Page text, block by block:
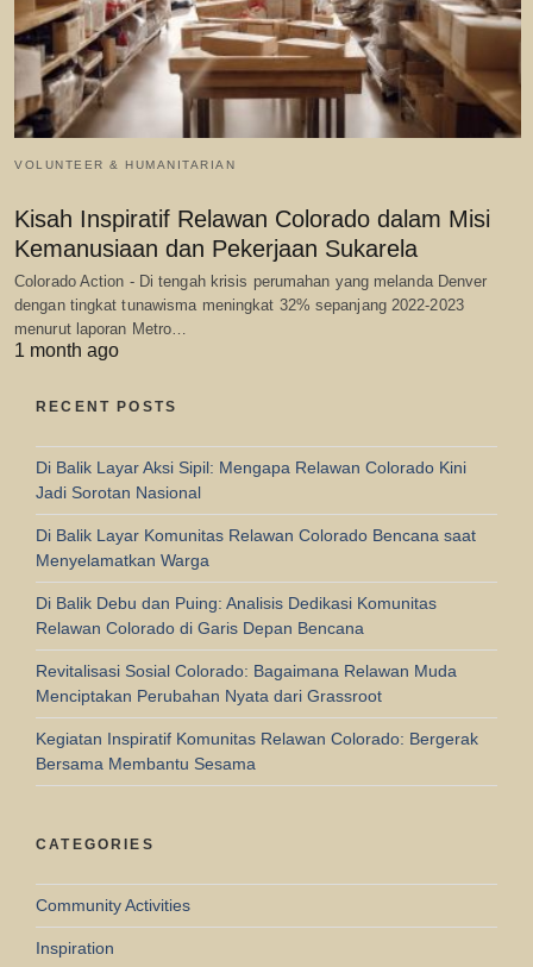
VOLUNTEER & HUMANITARIAN
Kisah Inspiratif Relawan Colorado dalam Misi
Kemanusiaan dan Pekerjaan Sukarela
Colorado Action - Di tengah krisis perumahan yang melanda Denver
dengan tingkat tunawisma meningkat 32% sepanjang 2022-2023
menurut laporan Metro…
1 month ago
RECENT POSTS
Di Balik Layar Aksi Sipil: Mengapa Relawan Colorado Kini
Jadi Sorotan Nasional
Di Balik Layar Komunitas Relawan Colorado Bencana saat
Menyelamatkan Warga
Di Balik Debu dan Puing: Analisis Dedikasi Komunitas
Relawan Colorado di Garis Depan Bencana
Revitalisasi Sosial Colorado: Bagaimana Relawan Muda
Menciptakan Perubahan Nyata dari Grassroot
Kegiatan Inspiratif Komunitas Relawan Colorado: Bergerak
Bersama Membantu Sesama
CATEGORIES
Community Activities
Inspiration